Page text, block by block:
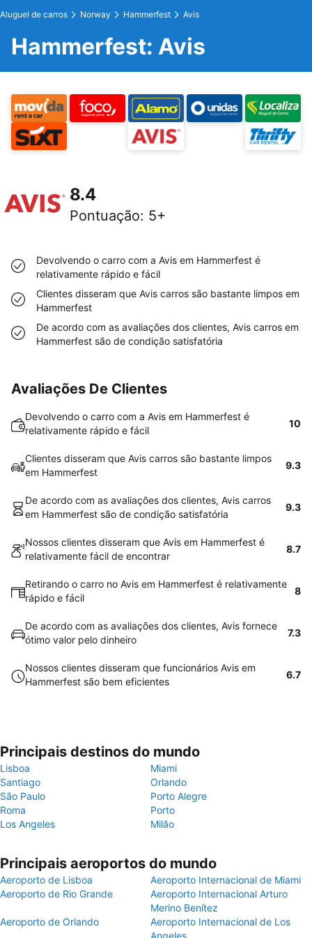
Aluguel de carros Norway Hammerfest Avis
Hammerfest: Avis
8.4
Pontuação: 5+
Devolvendo o carro com a Avis em Hammerfest é
relativamente rápido e fácil
Clientes disseram que Avis carros são bastante limpos em
Hammerfest
De acordo com as avaliações dos clientes, Avis carros em
Hammerfest são de condição satisfatória
Avaliações De Clientes
Devolvendo o carro com a Avis em Hammerfest é
relativamente rápido e fácil
10
Clientes disseram que Avis carros são bastante limpos
em Hammerfest
9.3
De acordo com as avaliações dos clientes, Avis carros
em Hammerfest são de condição satisfatória
9.3
Nossos clientes disseram que Avis em Hammerfest é
relativamente fácil de encontrar
8.7
Retirando o carro no Avis em Hammerfest é relativamente
rápido e fácil
8
De acordo com as avaliações dos clientes, Avis fornece
ótimo valor pelo dinheiro
7.3
Nossos clientes disseram que funcionários Avis em
Hammerfest são bem eficientes
6.7
Principais destinos do mundo
Lisboa
Miami
Santiago
Orlando
São Paulo
Porto Alegre
Roma
Porto
Los Angeles
Milão
Principais aeroportos do mundo
Aeroporto de Lisboa
Aeroporto Internacional de Miami
Aeroporto de Rio Grande
Aeroporto Internacional Arturo
Merino Benítez
Aeroporto de Orlando
Aeroporto Internacional de Los
Angeles